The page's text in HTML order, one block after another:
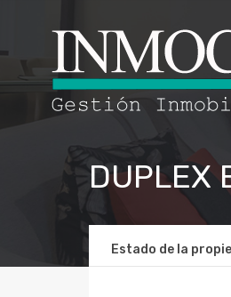
DUPLEX
Estado de la